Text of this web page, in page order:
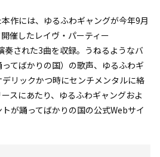
作には、ゆるふわギャングが今年9月
催したレイヴ・パーティー
奏された3曲を収録。うねるようなバ
てばかりの国）の歌声、ゆるふわギ
リックかつ時にセンチメンタルに絡
スにあたり、ゆるふわギャングおよ
が踊ってばかりの国の公式Webサイ